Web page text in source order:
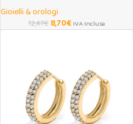
Gioielli & orologi
12,47€ 8,70€ IVA Inclusa